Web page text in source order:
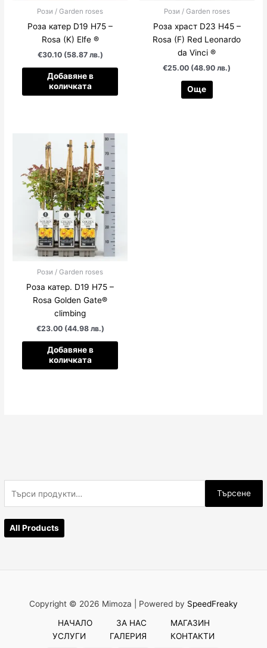
р
с
Търсене
All Products
Рози / Garden roses
Роза катер D19 H75 –
Rosa (K) Elfe ®
€30.10 (58.87 лв.)
Добавяне в
количката
Рози / Garden roses
Роза храст D23 H45 –
Rosa (F) Red Leonardo
da Vinci ®
€25.00 (48.90 лв.)
Още
Рози / Garden roses
Роза катер. D19 H75 –
Rosa Golden Gate®
climbing
€23.00 (44.98 лв.)
Добавяне в
количката
Copyright © 2026 Mimoza | Powered by SpeedFreaky
НАЧАЛО
ЗА НАС
МАГАЗИН
УСЛУГИ
ГАЛЕРИЯ КОНТАКТИ